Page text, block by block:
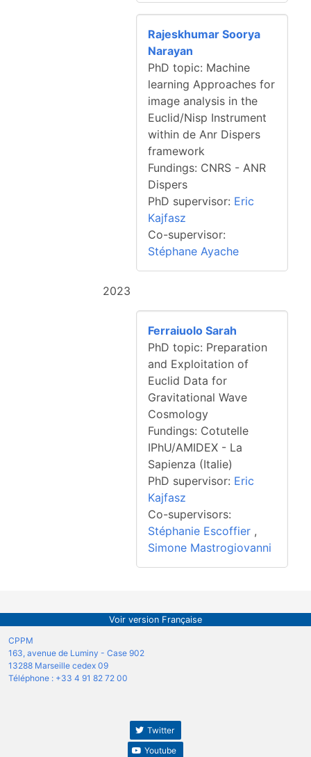
Rajeskhumar Soorya
Narayan
PhD topic: Machine
learning Approaches for
image analysis in the
Euclid/Nisp Instrument
within de Anr Dispers
framework
Fundings: CNRS - ANR
Dispers
PhD supervisor: Eric
Kajfasz
Co-supervisor:
Stéphane Ayache
2023
Ferraiuolo Sarah
PhD topic: Preparation
and Exploitation of
Euclid Data for
Gravitational Wave
Cosmology
Fundings: Cotutelle
IPhU/AMIDEX - La
Sapienza (Italie)
PhD supervisor: Eric
Kajfasz
Co-supervisors:
Stéphanie Escoffier ,
Simone Mastrogiovanni
Voir version Française
CPPM
163, avenue de Luminy - Case 902
13288 Marseille cedex 09
Téléphone : +33 4 91 82 72 00
Twitter
Youtube